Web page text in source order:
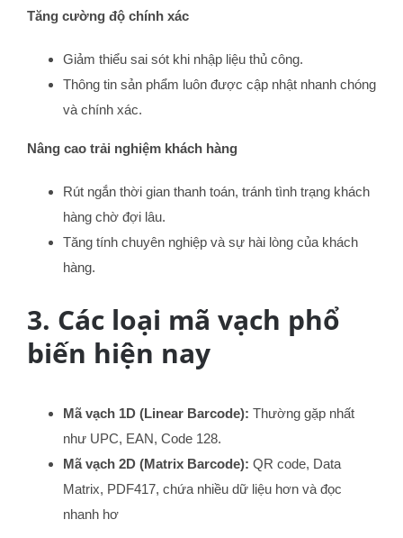
Tăng cường độ chính xác
Giảm thiểu sai sót khi nhập liệu thủ công.
Thông tin sản phẩm luôn được cập nhật nhanh chóng
và chính xác.
Nâng cao trải nghiệm khách hàng
Rút ngắn thời gian thanh toán, tránh tình trạng khách
hàng chờ đợi lâu.
Tăng tính chuyên nghiệp và sự hài lòng của khách
hàng.
3. Các loại mã vạch phổ
biến hiện nay
Mã vạch 1D (Linear Barcode): Thường gặp nhất
như UPC, EAN, Code 128.
Mã vạch 2D (Matrix Barcode): QR code, Data
Matrix, PDF417, chứa nhiều dữ liệu hơn và đọc
nhanh hơ